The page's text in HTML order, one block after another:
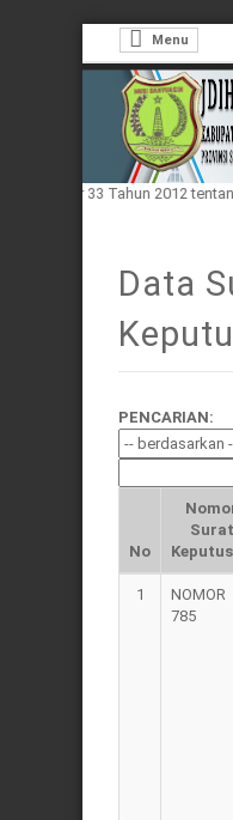
Menu
Nomor 33 Tahun 2012
Data
PENCARIAN:
No
Surat
1
NOMOR
785